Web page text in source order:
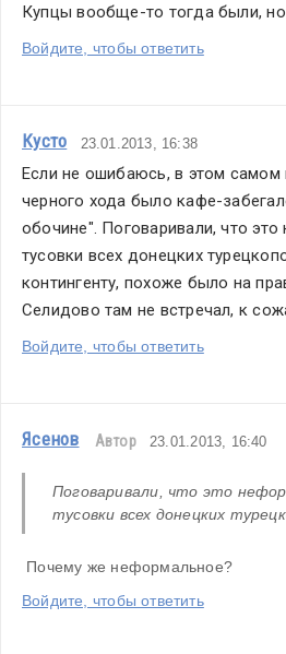
Купцы вообще-то тогда были,
Войдите, чтобы ответить
Кусто 23.01.2013, 16:38
Если не ошибаюсь, в этом самом
черного хода было кафе-
обочине". Поговаривали, что
тусовки всех донецких
контингенту, похоже было на
Селидово там не встречал, к
Войдите, чтобы ответить
Ясенов Автор 23.01.2013, 16:40
Поговаривали, что это
тусовки всех донецких
Почему же неформальное?
Войдите, чтобы ответить